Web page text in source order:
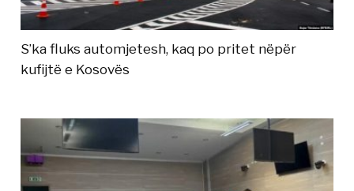
S’ka fluks automjetesh, kaq po pritet nëpër
kufijtë e Kosovës